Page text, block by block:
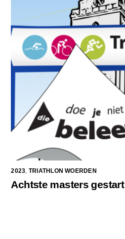
2023, TRIATHLON WOERDEN
Achtste masters gestart